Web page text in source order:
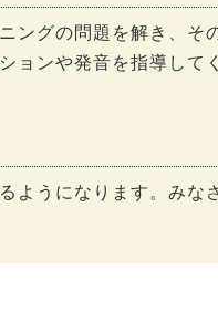
ングの問題を解き、そ
ョンや発音を指導して
うになります。みな